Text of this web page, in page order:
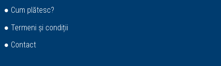
● Cum plătesc?
● Termeni și condiții
● Contact